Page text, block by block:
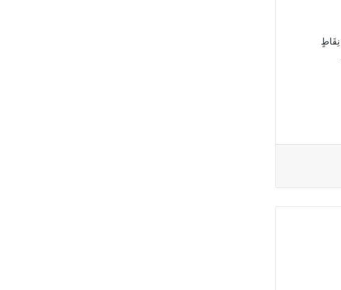
تُجْدِرُ الْإشَارَةُ إِلَى أَنَّ لِيَسْتُرُ سِيَتُي يَحْتَلُّ الْمَرْكَزُ الثَّالِثُ بِرَصيدِ 48 نُقْطَةً وَ 19 نُقْطَةً خَلْفَ لِيفِربُولٍ وَمَانْشِسْتَرِ سِيتِي بِفَارِقِ 3 نِقَاطٍ